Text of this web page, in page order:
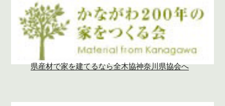
県産材で家を建てるなら全木協神奈川県協会へ